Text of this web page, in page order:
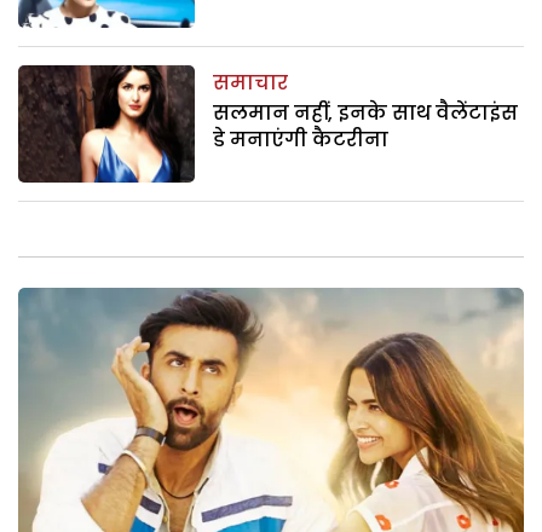
समाचार
सलमान नहीं, इनके साथ वैलेंटाइंस
डे मनाएंगी कैटरीना